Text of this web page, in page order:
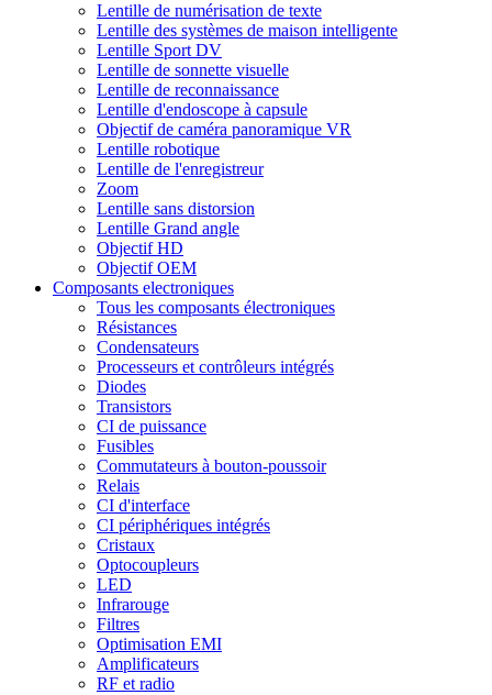
Lentille de numérisation de texte
Lentille des systèmes de maison intelligente
Lentille Sport DV
Lentille de sonnette visuelle
Lentille de reconnaissance
Lentille d'endoscope à capsule
Objectif de caméra panoramique VR
Lentille robotique
Lentille de l'enregistreur
Zoom
Lentille sans distorsion
Lentille Grand angle
Objectif HD
Objectif OEM
Composants electroniques
Tous les composants électroniques
Résistances
Condensateurs
Processeurs et contrôleurs intégrés
Diodes
Transistors
CI de puissance
Fusibles
Commutateurs à bouton-poussoir
Relais
CI d'interface
CI périphériques intégrés
Cristaux
Optocoupleurs
LED
Infrarouge
Filtres
Optimisation EMI
Amplificateurs
RF et radio